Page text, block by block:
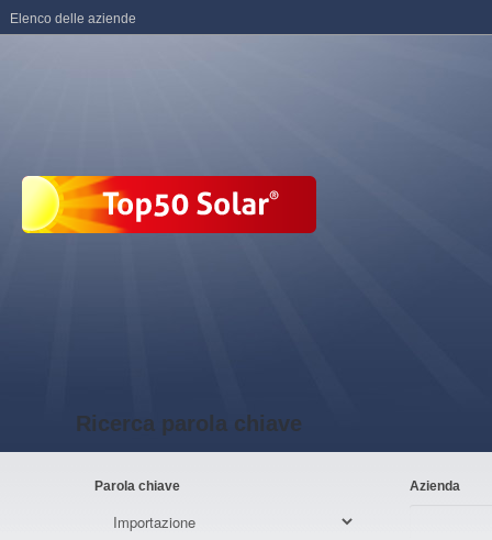
Ricerca parola chiave
Parola chiave Azienda
Elenco delle aziende